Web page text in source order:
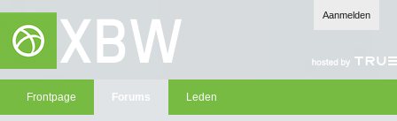
Aanmelden
Frontpage Forums Leden